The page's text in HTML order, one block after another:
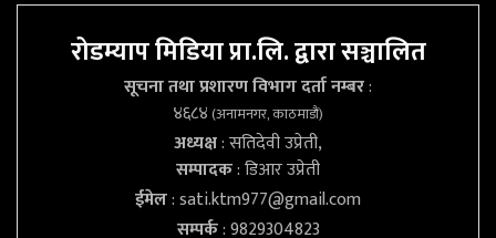
रोडम्याप मिडिया प्रा.लि. द्वारा सञ्चालित
सूचना तथा प्रशारण विभाग दर्ता नम्बर:
४६८४(अनामनगर, काठमाडौं)
अध्यक्ष: सतिदेवी उप्रेती,
सम्पादक: डिआर उप्रेती
ईमेल:sati.ktm977@gmail.com
सम्पर्क: 9829304823